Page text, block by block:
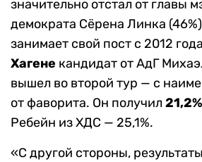
значительно отстал от главы
демократа Сёрена Линка
занимает свой пост с 2012
Хагене кандидат от АдГ
вышел во второй тур — с
от фаворита. Он получил 21,2%
Ребейн из ХДС — 25,1%.
«С другой стороны,